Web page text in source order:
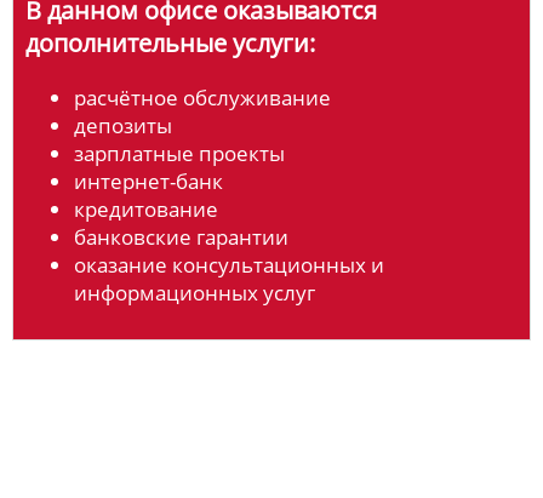
В данном офисе оказываются
дополнительные услуги:
расчётное обслуживание
депозиты
зарплатные проекты
интернет-банк
кредитование
банковские гарантии
оказание консультационных и
информационных услуг